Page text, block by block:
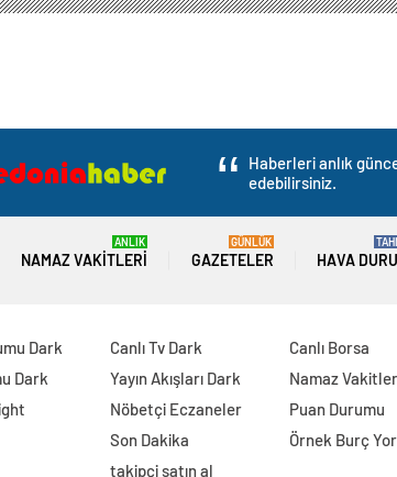
Haberleri anlık
edebilirsiniz.
NAMAZ VAKITLERI
ANLIK
GAZETELER
GÜNLÜK
HAVA
Dark
Dark
Canlı Tv Dark
Yayın Akışları Dark
Nöbetçi Eczaneler
Son Dakika
takipçi satın al
Canlı Borsa
Namaz
Puan Durumu
Örnek Burç